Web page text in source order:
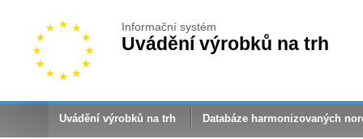
Informační systém
Uvádění výrobků na trh
Uvádění výrobků na trh Databáze harmonizovaných